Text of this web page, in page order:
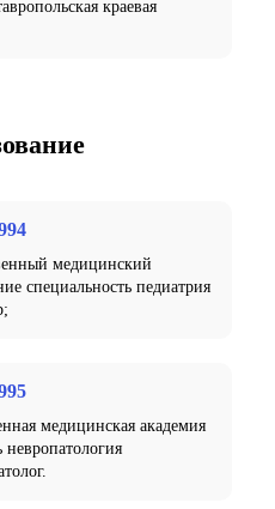
краевая
медицинский
специальность педиатрия
медицинская академия
невропатология